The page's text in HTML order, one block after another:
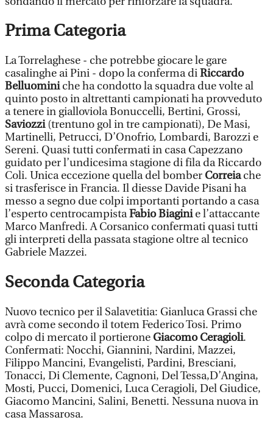
Prima Categoria
La Torrelaghese - che potrebbe giocare le gare
casalinghe ai Pini - dopo la conferma diRiccardo
Belluominiche ha condotto la squadra due volte al
quinto posto in altrettanti campionati ha provveduto
a tenere in gialloviola Bonuccelli, Bertini, Grossi,
Saviozzi(trentuno gol in tre campionati), De Masi,
Martinelli, Petrucci, D’Onofrio, Lombardi, Barozzi e
Sereni. Quasi tutti confermati in casa Capezzano
guidato per l’undicesima stagione di fila da Riccardo
Coli. Unica eccezione quella del bomber Correiache
si trasferisce in Francia. Il diesse Davide Pisani ha
messo a segno due colpi importanti portando a casa
l’esperto centrocampistaFabio Biaginie l’attaccante
Marco Manfredi. A Corsanico confermati quasi tutti
gli interpreti della passata stagione oltre al tecnico
Gabriele Mazzei.
Seconda Categoria
Nuovo tecnico per il Salavetitia: Gianluca Grassi che
avrà come secondo il totem Federico Tosi. Primo
colpo di mercato il portieroneGiacomo Ceragioli.
Confermati: Nocchi, Giannini, Nardini, Mazzei,
Filippo Mancini, Evangelisti, Pardini, Bresciani,
Tonacci, Di Clemente, Cagnoni, Del Tessa,D’Angina,
Mosti, Pucci, Domenici, Luca Ceragioli, Del Giudice,
Giacomo Mancini, Salini, Benetti. Nessuna nuova in
casa Massarosa.